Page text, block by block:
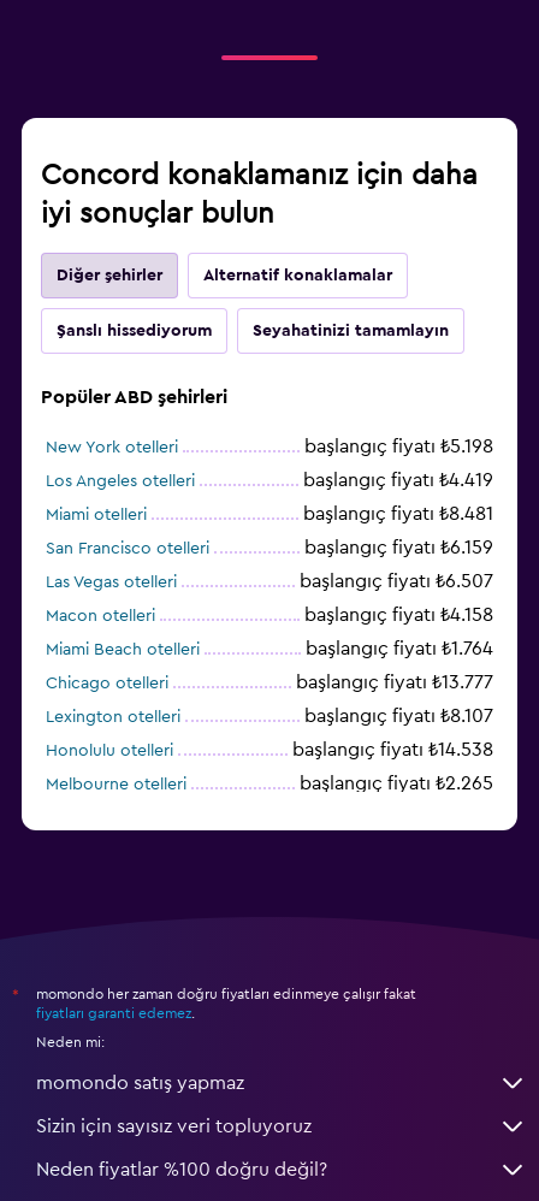
Concord konaklamanız için daha
iyi sonuçlar bulun
Diğer şehirler Alternatif konaklamalar
Şanslı hissediyorum Seyahatinizi tamamlayın
Popüler ABD şehirleri
New York otelleri başlangıç fiyatı ₺5.198
Los Angeles otelleri başlangıç fiyatı ₺4.419
Miami otelleri başlangıç fiyatı ₺8.481
San Francisco otelleri başlangıç fiyatı ₺6.159
Las Vegas otelleri başlangıç fiyatı ₺6.507
Macon otelleri başlangıç fiyatı ₺4.158
Miami Beach otelleri başlangıç fiyatı ₺1.764
Chicago otelleri başlangıç fiyatı ₺13.777
Lexington otelleri başlangıç fiyatı ₺8.107
Honolulu otelleri başlangıç fiyatı ₺14.538
Melbourne otelleri başlangıç fiyatı ₺2.265
*
momondo her zaman doğru fiyatları edinmeye çalışır fakat
fiyatları garanti edemez
Neden mi:
momondo satış yapmaz
Sizin için sayısız veri topluyoruz
Neden fiyatlar %100 doğru değil?